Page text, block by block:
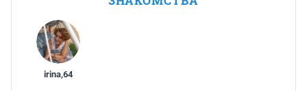
irina,64